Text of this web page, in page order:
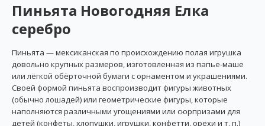
Пиньята Новогодняя Елка
серебро
Пиньята — мексиканская по происхождению полая игрушка
довольно крупных размеров, изготовленная из папье-маше
или лёгкой обёрточной бумаги с орнаментом и украшениями.
Своей формой пиньята воспроизводит фигуры животных
(обычно лошадей) или геометрические фигуры, которые
наполняются различными угощениями или сюрпризами для
детей (конфеты, хлопушки, игрушки, конфетти, орехи и т. п.)